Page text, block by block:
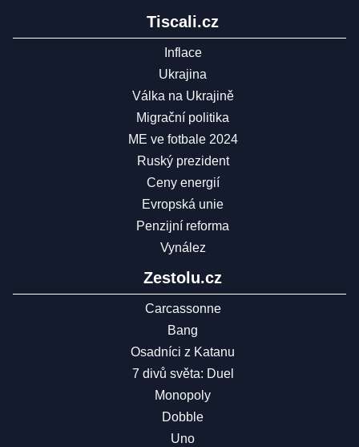
Tiscali.cz
Inflace
Ukrajina
Válka na Ukrajině
Migrační politika
ME ve fotbale 2024
Ruský prezident
Ceny energií
Evropská unie
Penzijní reforma
Vynález
Zestolu.cz
Carcassonne
Bang
Osadníci z Katanu
7 divů světa: Duel
Monopoly
Dobble
Uno